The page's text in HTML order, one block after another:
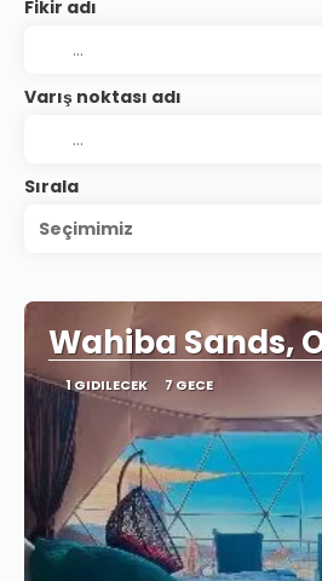
Fikir adı
Varış noktası adı
Sırala
Seçimimiz
Wahiba Sands,
1 GIDILECEK 7 GECE